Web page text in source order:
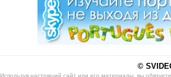
©
Используя настоящий сайт или его материалы, вы